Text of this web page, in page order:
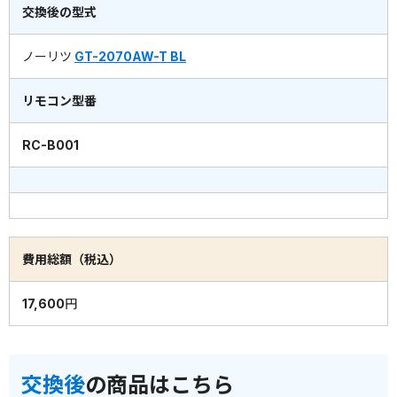
交換後の型式
ノーリツ GT-2070AW-T BL
リモコン型番
RC-B001
費用総額（税込）
17,600円
交換後の商品はこちら